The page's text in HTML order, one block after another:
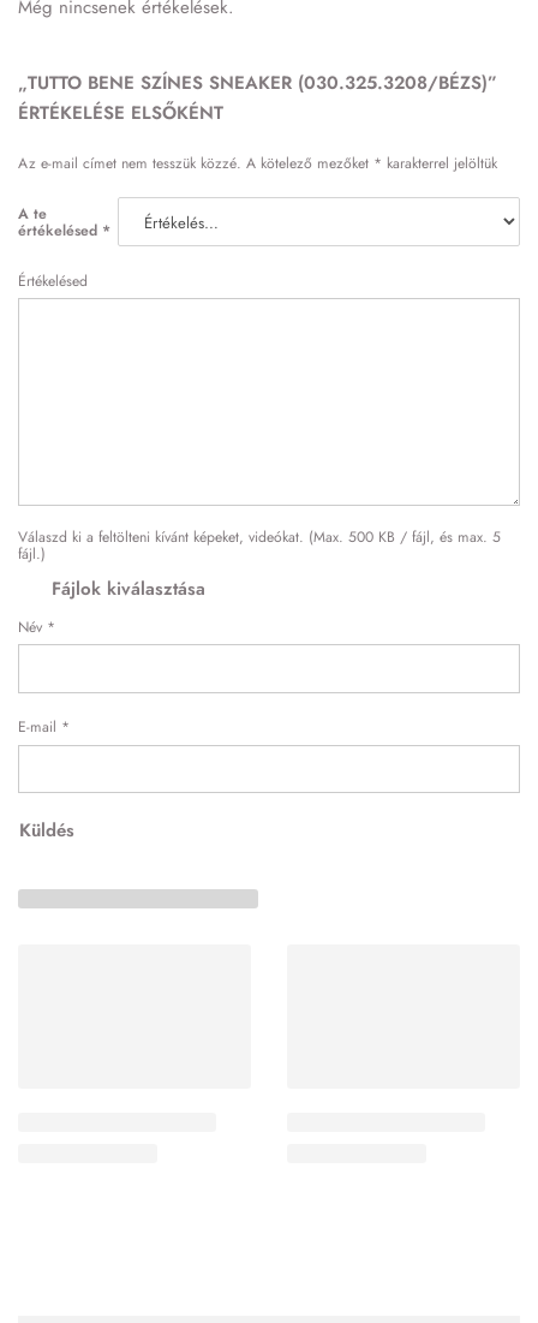
Még nincsenek értékelések.
„TUTTO BENE SZÍNES SNEAKER (030.325.3208/BÉZS)”
ÉRTÉKELÉSE ELSŐKÉNT
Az e-mail címet nem tesszük közzé. A kötelező mezőket * karakterrel jelöltük
A te
értékelésed *
Értékelésed
Válaszd ki a feltölteni kívánt képeket, videókat. (Max. 500 KB / fájl, és max. 5
fájl.)
Fájlok kiválasztása
Név *
E-mail *